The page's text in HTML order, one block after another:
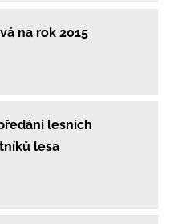
na rok 2015
lesních
lesa